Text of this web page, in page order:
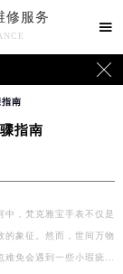
修服务


南
指南
中，梵克雅宝手表不仅是
的象征。然而，世间万物
免会遇到一些小瑕疵，